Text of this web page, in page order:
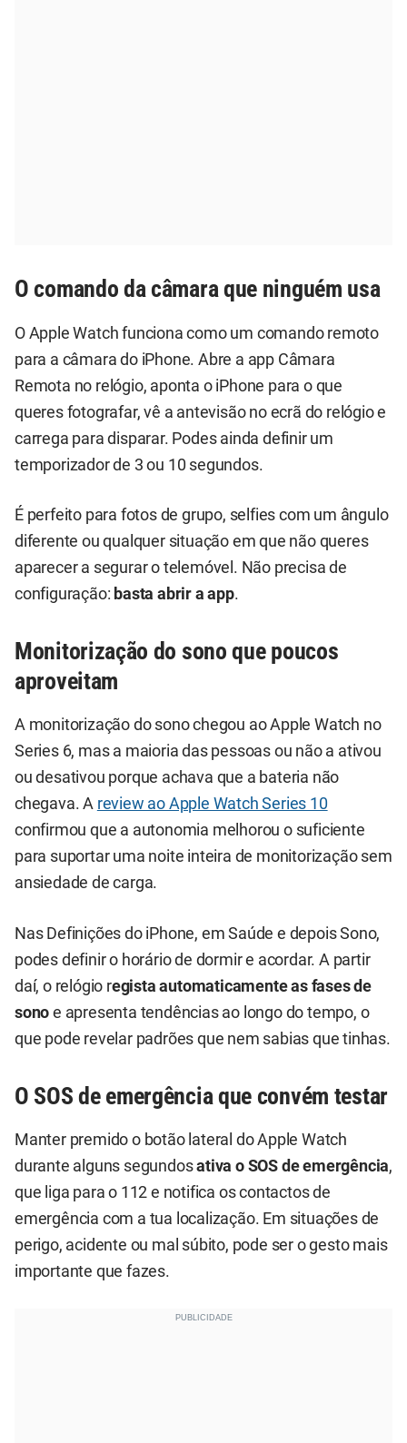
O comando da câmara que ninguém usa
O Apple Watch funciona como um comando remoto
para a câmara do iPhone. Abre a app Câmara
Remota no relógio, aponta o iPhone para o que
queres fotografar, vê a antevisão no ecrã do relógio e
carrega para disparar. Podes ainda definir um
temporizador de 3 ou 10 segundos.
É perfeito para fotos de grupo, selfies com um ângulo
diferente ou qualquer situação em que não queres
aparecer a segurar o telemóvel. Não precisa de
configuração: basta abrir a app.
Monitorização do sono que poucos
aproveitam
A monitorização do sono chegou ao Apple Watch no
Series 6, mas a maioria das pessoas ou não a ativou
ou desativou porque achava que a bateria não
chegava. A review ao Apple Watch Series 10
confirmou que a autonomia melhorou o suficiente
para suportar uma noite inteira de monitorização sem
ansiedade de carga.
Nas Definições do iPhone, em Saúde e depois Sono,
podes definir o horário de dormir e acordar. A partir
daí, o relógio regista automaticamente as fases de
sono e apresenta tendências ao longo do tempo, o
que pode revelar padrões que nem sabias que tinhas.
O SOS de emergência que convém testar
Manter premido o botão lateral do Apple Watch
durante alguns segundosativa o SOS de emergência,
que liga para o 112 e notifica os contactos de
emergência com a tua localização. Em situações de
perigo, acidente ou mal súbito, pode ser o gesto mais
importante que fazes.